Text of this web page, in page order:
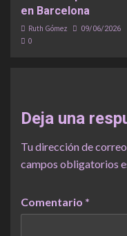
en Barcelona
Ruth Gómez 09/06/2026
0
Deja una
Tu dirección de
campos obligatorios
Comentario *